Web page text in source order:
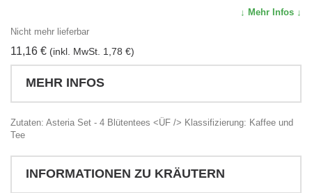
↓ Mehr Infos ↓
Nicht mehr lieferbar
11,16 € (inkl. MwSt. 1,78 €)
MEHR INFOS
Zutaten: Asteria Set - 4 Blütentees <ÜF /> Klassifizierung: Kaffee und
Tee
INFORMATIONEN ZU KRÄUTERN